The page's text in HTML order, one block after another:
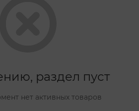
раздел пуст
нет активных товаров